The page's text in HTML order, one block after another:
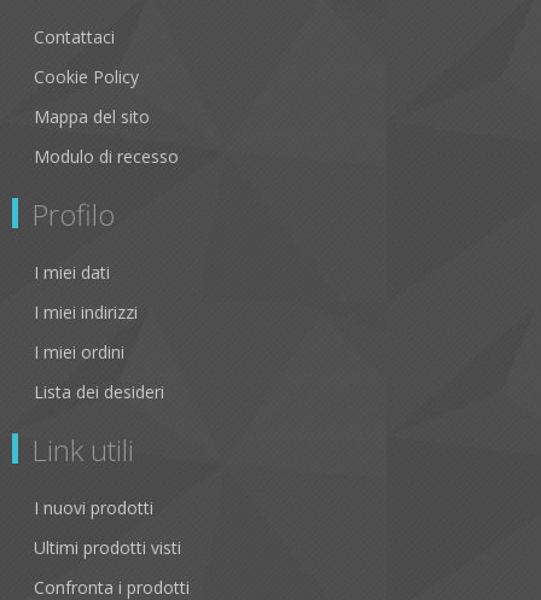
Contattaci
Cookie Policy
Mappa del sito
Modulo di recesso
Profilo
I miei dati
I miei indirizzi
I miei ordini
Lista dei desideri
Link utili
I nuovi prodotti
Ultimi prodotti visti
Confronta i prodotti